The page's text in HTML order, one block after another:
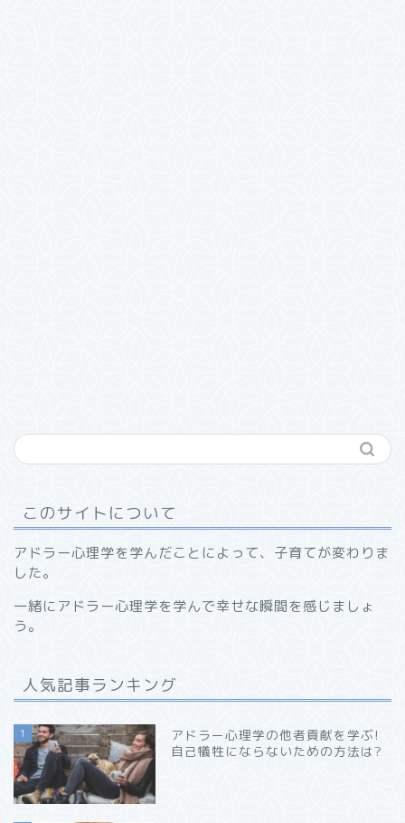
このサイトについて
アドラー心理学を学んだことによって、子育てが変わりま
した。
一緒にアドラー心理学を学んで幸せな瞬間を感じましょ
う。
人気記事ランキング
1
アドラー心理学の他者貢献を学ぶ!
自己犠牲にならないための方法は?